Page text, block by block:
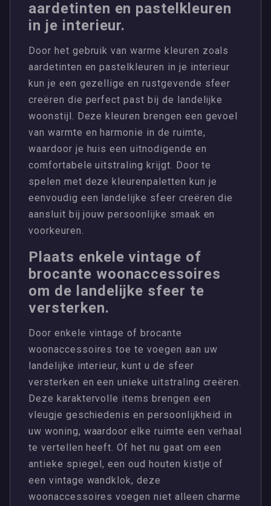
aardetinten en pastelkleuren
in je interieur.
Door het gebruik van warme kleuren zoals
aardetinten en pastelkleuren in je interieur
kun je een gezellige en rustgevende sfeer
creëren die perfect past bij de landelijke
woonstijl. Deze kleuren brengen een gevoel
van warmte en harmonie in de ruimte,
waardoor je huis een uitnodigende en
comfortabele uitstraling krijgt. Door te
spelen met deze kleurenpaletten kun je
eenvoudig een landelijke sfeer creëren die
aansluit bij jouw persoonlijke smaak en
voorkeuren.
Plaats enkele vintage of
brocante woonaccessoires
om de landelijke sfeer te
versterken.
Door enkele vintage of brocante
woonaccessoires toe te voegen aan uw
landelijke interieur, kunt u de sfeer
versterken en een unieke uitstraling creëren.
Deze karaktervolle items brengen een
vleugje geschiedenis en persoonlijkheid in
uw woning, waardoor elke ruimte een verhaal
te vertellen heeft. Of het nu gaat om een
antieke spiegel, een oud houten kistje of
een vintage wandklok, deze
woonaccessoires voegen niet alleen charme